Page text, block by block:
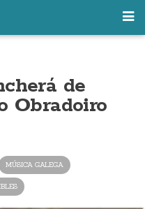
de
Obradoiro
MÚSICA GALEGA